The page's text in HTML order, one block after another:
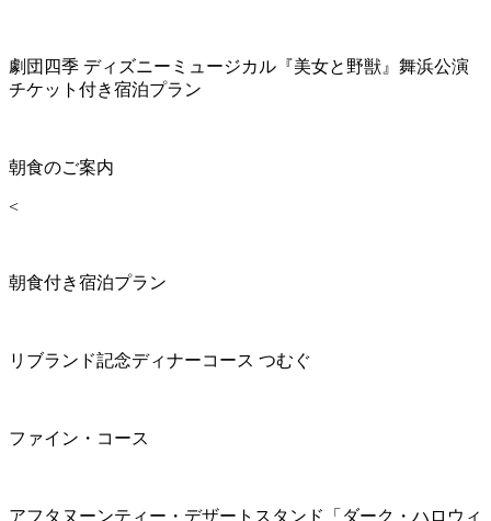
劇団四季 ディズニーミュージカル『美女と野獣』舞浜公演
チケット付き宿泊プラン
朝食のご案内
<
朝食付き宿泊プラン
リブランド記念ディナーコース つむぐ
ファイン・コース
アフタヌーンティー・デザートスタンド「ダーク・ハロウィ